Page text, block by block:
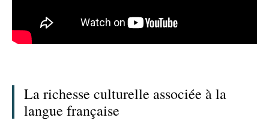
La richesse culturelle associée à la
langue française